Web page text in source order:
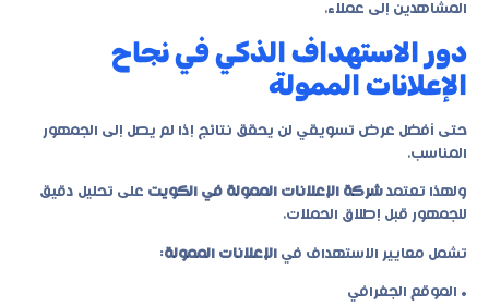
المشاهدين إلى عملاء.
دور الاستهداف الذكي في نجاح
الإعلانات الممولة
حتى أفضل عرض تسويقي لن يحقق نتائج إذا لم يصل إلى الجمهور
المناسب.
ولهذا تعتمد شركة الإعلانات الممولة في الكويت على تحليل دقيق
للجمهور قبل إطلاق الحملات.
تشمل معايير الاستهداف في الإعلانات الممولة:
• الموقع الجغرافي